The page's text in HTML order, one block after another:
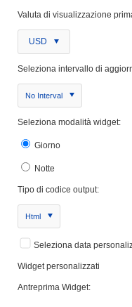
Valuta di visualizzazione
USD
Seleziona intervallo di
No Interval
Seleziona modalità widget:
Giorno
Notte
Tipo di codice output:
Html
Seleziona data
Widget personalizzati
Antreprima Widget: